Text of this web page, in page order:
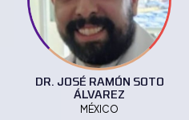
DR. JOSÉ RAMÓN SOTO
ÁLVAREZ
MÉXICO